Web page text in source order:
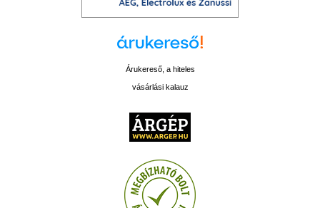
Árukereső, a hiteles
vásárlási kalauz